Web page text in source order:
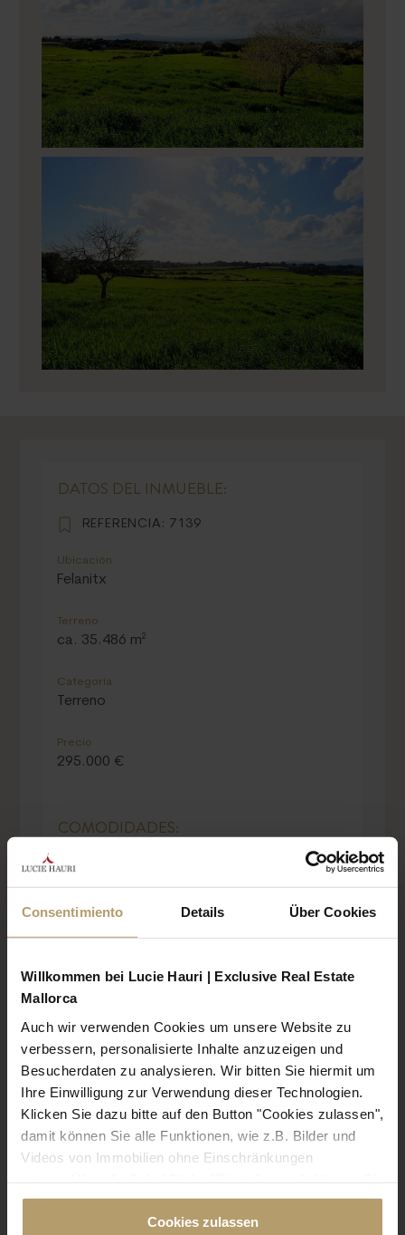
Consentimiento Details Über Cookies
Willkommen bei Lucie Hauri | Exclusive Real Estate
Mallorca
Auch wir verwenden Cookies um unsere Website zu
verbessern, personalisierte Inhalte anzuzeigen und
Besucherdaten zu analysieren. Wir bitten Sie hiermit um
Ihre Einwilligung zur Verwendung dieser Technologien.
Klicken Sie dazu bitte auf den Button "Cookies zulassen",
damit können Sie alle Funktionen, wie z.B. Bilder und
Videos von Immobilien ohne Einschränkungen
bestimmte Cookies und Technologien gezielt
deaktivieren. Weitere Informationen über die von uns
Cookies zulassen
DATOS DEL INMUEBLE:
REFERENCIA: 7139
Ubicación
Felanitx
Terreno
ca. 35.486 m²
Categoría
Terreno
Precio
295.000 €
COMODIDADES:
CERTIFICADO ENERGÉTICO
UBICACIÓN